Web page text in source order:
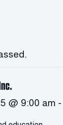
@ 9:00 am -